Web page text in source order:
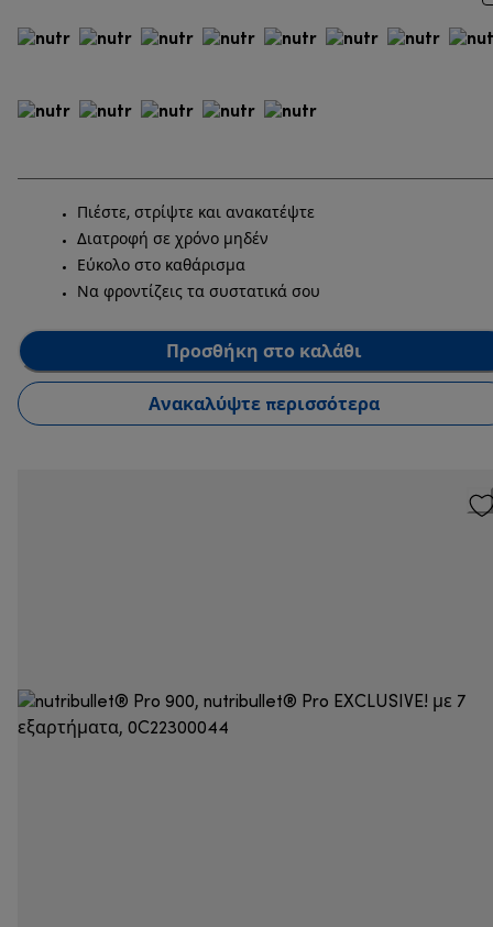
Πιέστε, στρίψτε και ανακατέψτε
Διατροφή σε χρόνο μηδέν
Εύκολο στο καθάρισμα
Να φροντίζεις τα συστατικά σου
Προσθήκη στο καλάθι
Ανακαλύψτε περισσότερα